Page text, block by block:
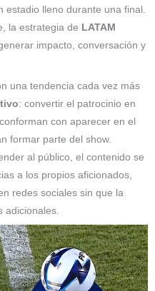
estadio lleno durante una final.
la estrategia de LATAM
impacto, conversación y
una tendencia cada vez más
: convertir el patrocinio en
con aparecer en el
formar parte del show.
al público, el contenido se
a los propios aficionados,
redes sociales sin que la
adicionales.